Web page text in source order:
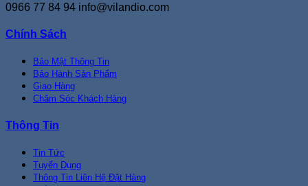
0966 77 84 94 info@vilandio.com
Chính Sách
Bảo Mật Thông Tin
Bảo Hành Sản Phẩm
Giao Hàng
Chăm Sóc Khách Hàng
Thông Tin
Tin Tức
Tuyển Dụng
Thông Tin Liên Hệ Đặt Hàng